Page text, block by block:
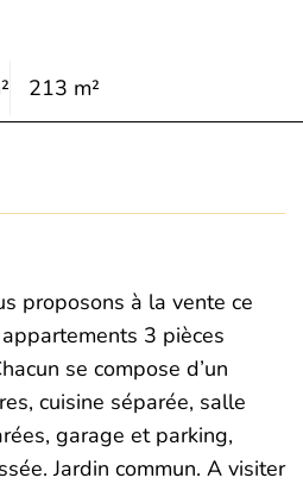
213 m²
proposons à la vente ce
3 pièces
se compose d’un
cuisine séparée, salle
garage et parking,
Jardin commun. A visiter